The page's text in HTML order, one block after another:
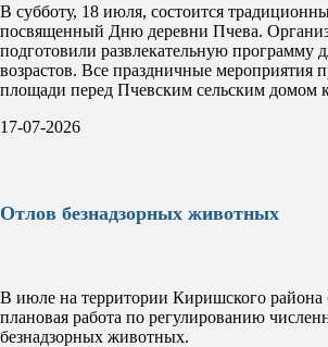
В субботу, 18 июля, состоится
посвященный Дню деревни Пчева.
подготовили развлекательную программу
возрастов. Все праздничные мероприятия
площади перед Пчевским сельским домом
17-07-2026
Отлов безнадзорных животных
В июле на территории Киришского района
плановая работа по регулированию
безнадзорных животных.